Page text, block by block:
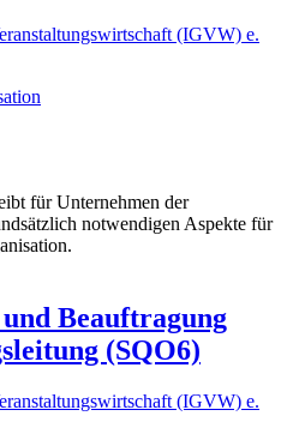
(IGVW) e.
für Unternehmen der
notwendigen Aspekte für
Beauftragung
(SQO6)
(IGVW) e.